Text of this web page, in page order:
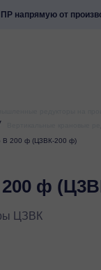
напрямую от
В 200 ф (Ц3ВК-200 ф)
200 ф
ЦЗВК